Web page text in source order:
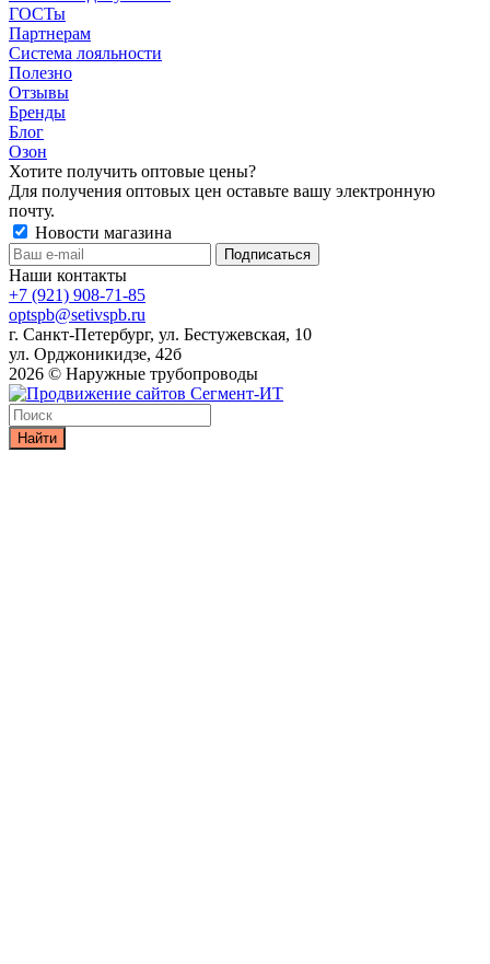
ГОСТы
Партнерам
Система лояльности
Полезно
Отзывы
Бренды
Блог
Озон
Хотите получить оптовые цены?
Для получения оптовых цен оставьте вашу электронную
почту.
Новости магазина
Наши контакты
+7 (921) 908-71-85
optspb@setivspb.ru
г. Санкт-Петербург, ул. Бестужевская, 10
ул. Орджоникидзе, 42б
2026 © Наружные трубопроводы
Найти